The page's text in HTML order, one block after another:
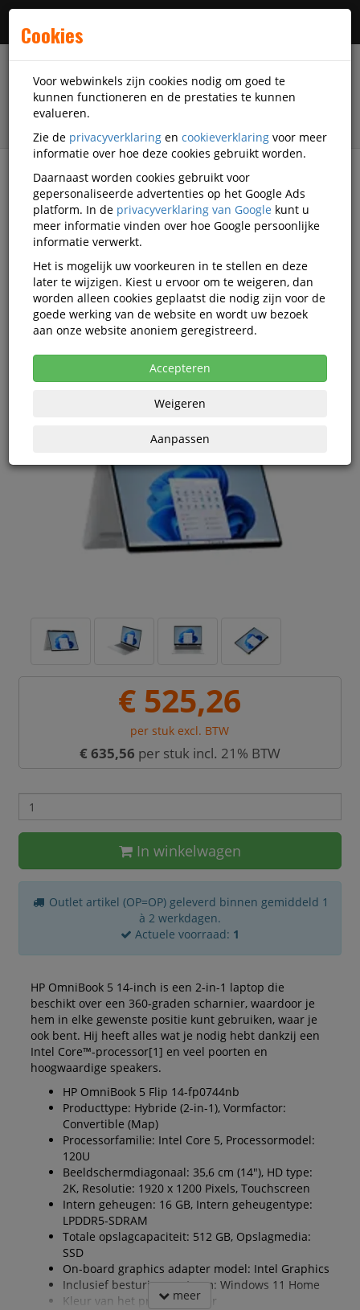
filter
Kantoorapparatuur
Computers en accessoires
Laptops
HP
OUTLET HP 14-fp0744nb HP
OmniBook 5 Flip 14 Inch Azerty
€ 525,26
per stuk excl. BTW
€ 635,56 per stuk incl. 21% BTW
In winkelwagen
Outlet artikel (OP=OP) geleverd binnen gemiddeld 1
à 2 werkdagen.
Actuele voorraad: 1
HP OmniBook 5 14-inch is een 2-in-1 laptop die
beschikt over een 360-graden scharnier, waardoor je
hem in elke gewenste positie kunt gebruiken, waar je
ook bent. Hij heeft alles wat je nodig hebt dankzij een
Intel Core™-processor[1] en veel poorten en
hoogwaardige speakers.
HP OmniBook 5 Flip 14-fp0744nb
Producttype: Hybride (2-in-1), Vormfactor:
Convertible (Map)
Processorfamilie: Intel Core 5, Processormodel:
120U
Beeldschermdiagonaal: 35,6 cm (14"), HD type:
2K, Resolutie: 1920 x 1200 Pixels, Touchscreen
Intern geheugen: 16 GB, Intern geheugentype:
LPDDR5-SDRAM
Totale opslagcapaciteit: 512 GB, Opslagmedia:
SSD
On-board graphics adapter model: Intel Graphics
Inclusief besturingssysteem: Windows 11 Home
Kleur van het product: Zilver
meer
Cookies
Voor webwinkels zijn cookies nodig om goed te
kunnen functioneren en de prestaties te kunnen
evalueren.
Zie de privacyverklaring en cookieverklaring voor meer
informatie over hoe deze cookies gebruikt worden.
Daarnaast worden cookies gebruikt voor
gepersonaliseerde advertenties op het Google Ads
platform. In de privacyverklaring van Google kunt u
meer informatie vinden over hoe Google persoonlijke
informatie verwerkt.
Het is mogelijk uw voorkeuren in te stellen en deze
later te wijzigen. Kiest u ervoor om te weigeren, dan
worden alleen cookies geplaatst die nodig zijn voor de
goede werking van de website en wordt uw bezoek
aan onze website anoniem geregistreerd.
Accepteren
Weigeren
Aanpassen